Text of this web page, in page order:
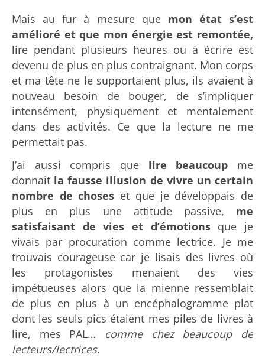
Mais au fur à mesure quemon état s’est
amélioré et que mon énergie est remontée,
lire pendant plusieurs heures ou à écrire est
devenu de plus en plus contraignant. Mon corps
et ma tête ne le supportaient plus, ils avaient à
nouveau besoin de bouger, de s’impliquer
intensément, physiquement et mentalement
dans des activités. Ce que la lecture ne me
permettait pas.
J’ai aussi compris que lire beaucoup me
donnait la fausse illusion de vivre un certain
nombre de choses et que je développais de
plus en plus une attitude passive, me
satisfaisant de vies et d’émotionsque je
vivais par procuration comme lectrice. Je me
trouvais courageuse car je lisais des livres où
les protagonistes menaient des vies
impétueuses alors que la mienne ressemblait
de plus en plus à un encéphalogramme plat
dont les seuls pics étaient mes piles de livres à
lire, mes PAL… comme chez beaucoup de
lecteurs/lectrices.